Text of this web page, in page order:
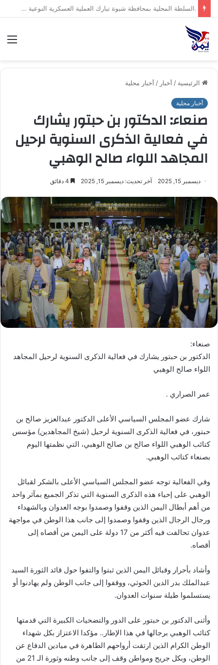
.السلطة المحلية بمحافظة شبوة تبارك العملية العسكرية النوعية للقوات المسلحة اليمنية ضد تحشيدات العدو السعودي
الرئيسية / أخبار / أخبار محلية
أخبار محلية
صنعاء: الدكتور بن حبتور يشارك
في فعالية الذكرى السنوية لرحيل
المجاهد اللواء صالح الوهبي
ديسمبر 15, 2025 آخر تحديث: ديسمبر 15, 2025
صنعاء:
الدكتور بن حبتور يشارك في فعالية الذكرى السنوية لرحيل المجاهد
اللواء صالح الوهبي
عمر الصراري .
شارك عضو المجلس السياسي الأعلى الدكتور عبدالعزيز صالح بن
حبتور، في فعالية الذكرى السنوية لرحيل (شيخ المجاهدين) مؤسس
كتائب الوهبي اللواء صالح بن صالح الوهبي، التي نظمتها اليوم
بصنعاء كتائب الوهبي.
وفي الفعالية توجه عضو المجلس السياسي الأعلى بالشكر لقبائل
الوهبي على إحياء هذه الذكرى السنوية التي تذكر الجميع بمآثر واحد
من أهم أبطال اليمن الذين وقفوا وصمدوا بوجه العدوان وبالشهداء
ورجال الرجال الذين وقفوا وصمدوا إلى جانب هذا الوطن في مواجهة
عدوان تحالفت فيه أكثر من 17 دولة على اليمن من أقصاه إلى
أقصاه.
وأشاد بأحرار وقبائل اليمن الذين ثبتوا والتفوا حول قائد الثورة السيد
عبدالملك بدر الدين الحوثي، ووقفوا إلى جانب الوطن ولم يهادنوا أو
يستسلموا طيلة سنوات العدوان.
وأثنى الدكتور بن حبتور على الدور والتضحيات الكبيرة التي قدمتها
كتائب الوهبي برجالها في هذا الإطار.. مؤكدا الاعتزاز بكل شهداء
الوطن الكرام الذين ارتقت أرواحهم الطاهرة في ميادين الدفاع عن
الوطن، وبكل جريح ومواطن وقف إلى جانب وطنه وثورة الـ 21 من